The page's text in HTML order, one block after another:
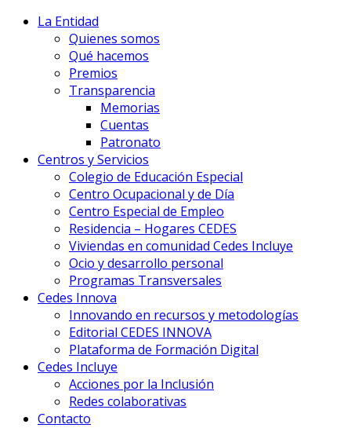
La Entidad
Quienes somos
Qué hacemos
Premios
Transparencia
Memorias
Cuentas
Patronato
Centros y Servicios
Colegio de Educación Especial
Centro Ocupacional y de Día
Centro Especial de Empleo
Residencia – Hogares CEDES
Viviendas en comunidad Cedes Incluye
Ocio y desarrollo personal
Programas Transversales
Cedes Innova
Innovando en recursos y metodologías
Editorial CEDES INNOVA
Plataforma de Formación Digital
Cedes Incluye
Acciones por la Inclusión
Redes colaborativas
Contacto